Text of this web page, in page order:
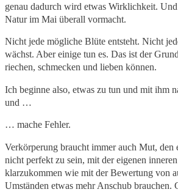
genau dadurch wird etwas Wirklichkeit. Und
Natur im Mai überall vormacht.
Nicht jede mögliche Blüte entsteht. Nicht
wächst. Aber einige tun es. Das ist der
riechen, schmecken und lieben können.
Ich beginne also, etwas zu tun und mit ihm
und …
… mache Fehler.
Verkörperung braucht immer auch Mut, den
nicht perfekt zu sein, mit der eigenen
klarzukommen wie mit der Bewertung von
Umständen etwas mehr Anschub brauchen.